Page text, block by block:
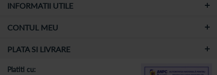
INFORMATII UTILE
CONTUL MEU
PLATA SI LIVRARE
Platiti cu: